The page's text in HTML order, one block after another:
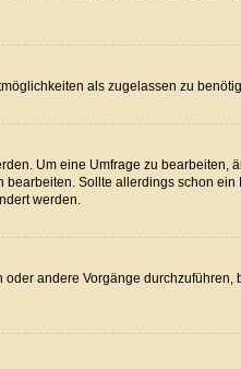
als zugelassen zu
Um eine Umfrage zu bearbeiten,
Sollte allerdings schon
werden.
andere Vorgänge